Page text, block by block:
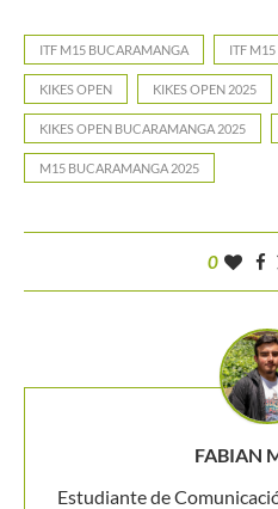
ITF M15 BUCARAMANGA ITF
KIKES OPEN KIKES OPEN 2025
KIKES OPEN BUCARAMANGA 2025
M15 BUCARAMANGA 2025
0
FABIAN
Estudiante de